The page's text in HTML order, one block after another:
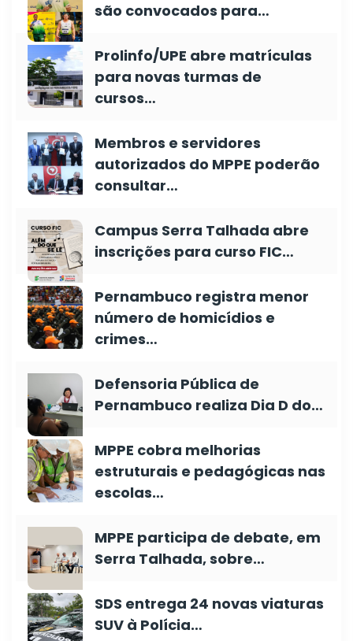
são convocados para…
Prolinfo/UPE abre matrículas
para novas turmas de
cursos…
Membros e servidores
autorizados do MPPE poderão
consultar…
Campus Serra Talhada abre
inscrições para curso FIC…
Pernambuco registra menor
número de homicídios e
crimes…
Defensoria Pública de
Pernambuco realiza Dia D do…
MPPE cobra melhorias
estruturais e pedagógicas nas
escolas…
MPPE participa de debate, em
Serra Talhada, sobre…
SDS entrega 24 novas viaturas
SUV à Polícia…